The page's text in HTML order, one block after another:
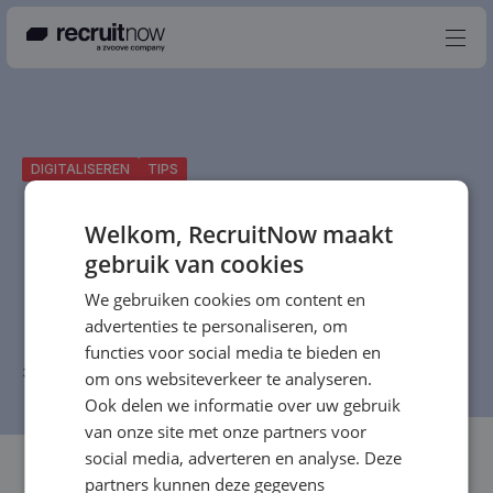
Nederlands
Producten
Partners
Events
Kennisbank
Over ons
Contact
DIGITALISEREN TIPS
31 januari 2023- RecruitNow Redactie-3 min
Welkom, RecruitNow maakt
gebruik van cookies
We gebruiken cookies om content en
advertenties te personaliseren, om
functies voor social media te bieden en
om ons websiteverkeer te analyseren.
Ook delen we informatie over uw gebruik
van onze site met onze partners voor
social media, adverteren en analyse. Deze
partners kunnen deze gegevens